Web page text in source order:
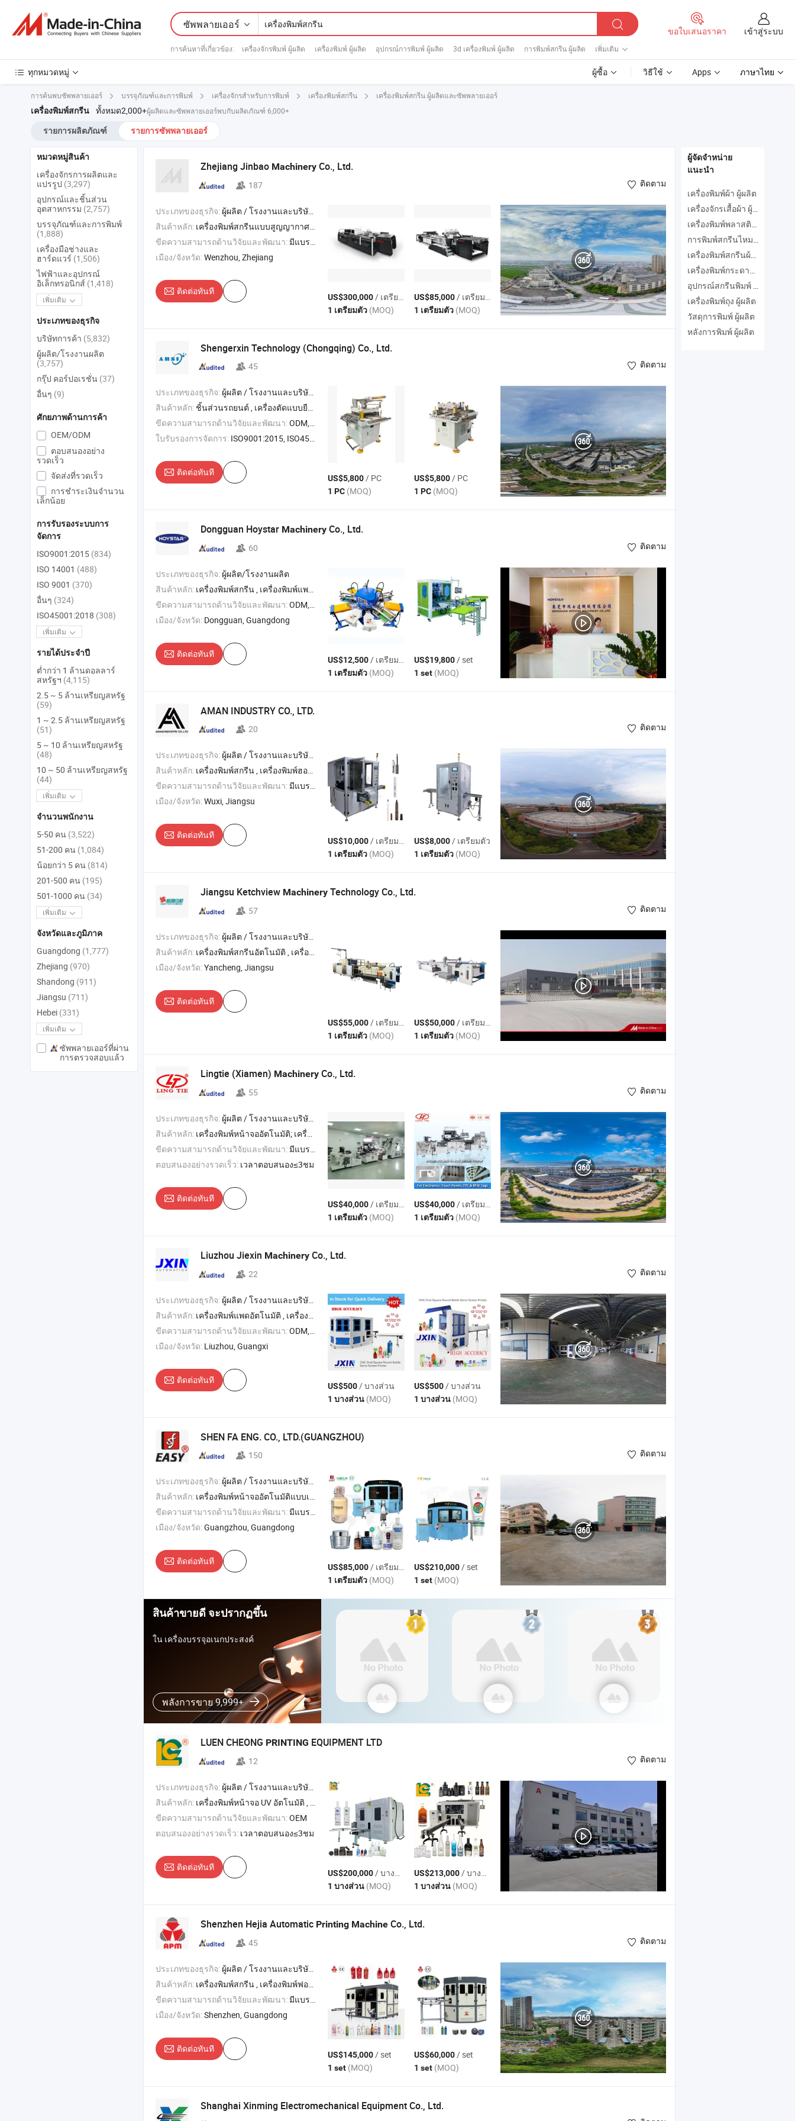
ซัพพลายเออร์
การค้นหาที่เกี่ยวข้อง: เครื่องจักรพิมพ์ ผู้ผลิต เครื่องพิมพ์ ผู้ผลิต อุปกรณ์การพิมพ์ ผู้ผลิต 3d เครื่องพิมพ์ ผู้ผลิต การพิมพ์สกรีน ผู้ผลิต เพิ่มเติม
ขอใบเสนอราคา เข้าสู่ระบบ
ทุกหมวดหมู่ ผู้ซื้อ วิธีใช้ Apps ภาษาไทย
การค้นพบซัพพลายเออร์ บรรจุภัณฑ์และการพิมพ์ เครื่องจักรสำหรับการพิมพ์ เครื่องพิมพ์สกรีน เครื่องพิมพ์สกรีน ผู้ผลิตและซัพพลายเออร์
เครื่องพิมพ์สกรีน ทั้งหมด2,000+ผู้ผลิตและซัพพลายเออร์พบกับผลิตภัณฑ์ 6,000+
รายการผลิตภัณฑ์ รายการซัพพลายเออร์
Zhejiang Jinbao Machinery Co., Ltd.
187 ติดตาม
ประเภทของธุรกิจ: ผู้ผลิต / โรงงานและบริษัทผู้ค้า
สินค้าหลัก: เครื่องพิมพ์สกรีนแบบสูญญากาศอัตโนมัติ
ขีดความสามารถด้านวิจัยและพัฒนา:มีแบรนด์ของตนเอง,ODM,OEM
เมือง/จังหวัด:Wenzhou, Zhejiang
ติดต่อทันที
US$300,000/ เตรียมตัว
1 เตรียมตัว (MOQ)
US$85,000/ เตรียมตัว
1 เตรียมตัว (MOQ)
Shengerxin Technology (Chongqing) Co., Ltd.
45 ติดตาม
ประเภทของธุรกิจ: ผู้ผลิต / โรงงานและบริษัทผู้ค้า
สินค้าหลัก: ชิ้นส่วนรถยนต์ , เครื่องตัดแบบยืดหยุ่น , อุปกรณ์ตรวจจับภาพ , อุปกรณ์พลังงานไฮโดรเจน , อุปกรณ์ทดสอบความแน่นอากาศ
ขีดความสามารถด้านวิจัยและพัฒนา:ODM,OEM
ใบรับรองการจัดการ: ISO9001:2015, ISO45001:2018, ISO14001, อื่นๆ
ติดต่อทันที
US$5,800/ PC
1 PC (MOQ)
US$5,800/ PC
1 PC (MOQ)
Dongguan Hoystar Machinery Co., Ltd.
60 ติดตาม
ประเภทของธุรกิจ: ผู้ผลิต/โรงงานผลิต
สินค้าหลัก: เครื่องพิมพ์สกรีน , เครื่องพิมพ์แพด , เครื่องอบยูวี , เครื่องอบแห้งอินฟราเรด , เครื่องเปิดเผยยูวี
ขีดความสามารถด้านวิจัยและพัฒนา:ODM,OEM
เมือง/จังหวัด: Dongguan, Guangdong
ติดต่อทันที
US$12,500/ เตรียมตัว
1 เตรียมตัว (MOQ)
US$19,800/ set
1 set (MOQ)
AMAN INDUSTRY CO., LTD.
20 ติดตาม
ประเภทของธุรกิจ: ผู้ผลิต / โรงงานและบริษัทผู้ค้า
สินค้าหลัก: เครื่องพิมพ์สกรีน , เครื่องพิมพ์ฮอตสแตมป์ , เครื่องพิมพ์ดิจิตอลยูวี , เครื่องประกอบฝาแบบจาน , เครื่องประกอบฝาเทตร้าแพค
ขีดความสามารถด้านวิจัยและพัฒนา:มีแบรนด์ของตนเอง,ODM,OEM
เมือง/จังหวัด:Wuxi, Jiangsu
ติดต่อทันที
US$10,000/ เตรียมตัว
1 เตรียมตัว (MOQ)
US$8,000/ เตรียมตัว
1 เตรียมตัว (MOQ)
Jiangsu Ketchview Machinery Technology Co., Ltd.
57 ติดตาม
ประเภทของธุรกิจ: ผู้ผลิต / โรงงานและบริษัทผู้ค้า
สินค้าหลัก: เครื่องพิมพ์สกรีนอัตโนมัติ , เครื่องพิมพ์ฟอยล์เย็นสกรีน , เครื่องพิมพ์สกรีนป้ายความร้อน , เครื่องพิมพ์ยูวี , เครื่องพิมพ์สกรีนจุดยูวี
เมือง/จังหวัด:Yancheng, Jiangsu
ติดต่อทันที
US$55,000/ เตรียมตัว
1 เตรียมตัว (MOQ)
US$50,000/ เตรียมตัว
1 เตรียมตัว (MOQ)
Lingtie (Xiamen) Machinery Co., Ltd.
55 ติดตาม
ประเภทของธุรกิจ: ผู้ผลิต / โรงงานและบริษัทผู้ค้า
สินค้าหลัก: เครื่องพิมพ์หน้าจออัตโนมัติ; เครื่องอบแห้ง; เครื่องพันอัตโนมัติ; เครื่องกดความร้อนแบบม้วนต่อม้วน
ขีดความสามารถด้านวิจัยและพัฒนา:มีแบรนด์ของตนเอง,ODM,OEM
ตอบสนองอย่างรวดเร็ว: เวลาตอบสนอง≤3ชม
ติดต่อทันที
US$40,000/ เตรียมตัว
1 เตรียมตัว (MOQ)
US$40,000/ เตรียมตัว
1 เตรียมตัว (MOQ)
Liuzhou Jiexin Machinery Co., Ltd.
22 ติดตาม
ประเภทของธุรกิจ: ผู้ผลิต / โรงงานและบริษัทผู้ค้า
สินค้าหลัก: เครื่องพิมพ์แพดอัตโนมัติ , เครื่องพิมพ์แพดอัตโนมัติ , เครื่องพิมพ์สกรีนอัตโนมัติ
ขีดความสามารถด้านวิจัยและพัฒนา:ODM,OEM
เมือง/จังหวัด: Liuzhou, Guangxi
ติดต่อทันที
US$500/ บางส่วน
1 บางส่วน (MOQ)
US$500/ บางส่วน
1 บางส่วน (MOQ)
SHEN FA ENG. CO., LTD.(GUANGZHOU)
150 ติดตาม
ประเภทของธุรกิจ: ผู้ผลิต / โรงงานและบริษัทผู้ค้า
สินค้าหลัก: เครื่องพิมพ์หน้าจออัตโนมัติแบบเต็มรูปแบบ , เครื่องพิมพ์หน้าจอเซอร์โวอัตโนมัติ , เครื่องพิมพ์ร้อนอัตโนมัติ , เครื่องพิมพ์อิงค์เจ็ทดิจิตอล , เครื่องติดฉลากอัตโนมัติ
ขีดความสามารถด้านวิจัยและพัฒนา:มีแบรนด์ของตนเอง,ODM,OEM
เมือง/จังหวัด:Guangzhou, Guangdong
ติดต่อทันที
US$85,000/ เตรียมตัว
1 เตรียมตัว (MOQ)
US$210,000/ set
1 set (MOQ)
สินค้าขายดี จะปรากฏขึ้น
ใน เครื่องบรรจุอเนกประสงค์
พลังการขาย 9,999+
LUEN CHEONG PRINTING EQUIPMENT LTD
12 ติดตาม
ประเภทของธุรกิจ: ผู้ผลิต / โรงงานและบริษัทผู้ค้า
สินค้าหลัก: เครื่องพิมพ์หน้าจอ UV อัตโนมัติ , เครื่องพิมพ์หน้าจอซิลค์แบบกระบอก , เครื่องพิมพ์ฟอยล์ร้อน , เครื่องอบ UV , เครื่องพิมพ์ปากกาและขวด
ขีดความสามารถด้านวิจัยและพัฒนา:OEM
ตอบสนองอย่างรวดเร็ว: เวลาตอบสนอง≤3ชม
ติดต่อทันที
US$200,000/ บางส่วน
1 บางส่วน (MOQ)
US$213,000/ บางส่วน
1 บางส่วน (MOQ)
Shenzhen Hejia Automatic Printing Machine Co., Ltd.
45 ติดตาม
ประเภทของธุรกิจ: ผู้ผลิต / โรงงานและบริษัทผู้ค้า
สินค้าหลัก: เครื่องพิมพ์สกรีน , เครื่องพิมพ์ฟอยล์ร้อน , เครื่องพิมพ์แพด , เครื่องพิมพ์ , เครื่องติดฉลาก
ขีดความสามารถด้านวิจัยและพัฒนา:มีแบรนด์ของตนเอง,ODM,OEM
เมือง/จังหวัด:Shenzhen, Guangdong
ติดต่อทันที
US$145,000/ set
1 set (MOQ)
US$60,000/ set
1 set (MOQ)
Shanghai Xinming Electromechanical Equipment Co., Ltd.
หมวดหมู่สินค้า
เครื่องจักรการผลิตและ
แปรรูป (3,297)
อุปกรณ์และชิ้นส่วน
อุตสาหกรรม (2,757)
บรรจุภัณฑ์และการพิมพ์
(1,888)
เครื่องมือช่างและ
ฮาร์ดแวร์ (1,506)
ไฟฟ้าและอุปกรณ์
อิเล็กทรอนิกส์ (1,418)
เพิ่มเติม
ประเภทของธุรกิจ
บริษัทการค้า (5,832)
ผู้ผลิต/โรงงานผลิต
(3,757)
กรุ๊ป คอร์ปอเรชั่น (37)
อื่นๆ (9)
ศักยภาพด้านการค้า
OEM/ODM
ตอบสนองอย่าง
รวดเร็ว
จัดส่งที่รวดเร็ว
การชำระเงินจำนวน
เล็กน้อย
การรับรองระบบการ
จัดการ
ISO9001:2015 (834)
ISO 14001 (488)
ISO 9001 (370)
อื่นๆ (324)
ISO45001:2018 (308)
เพิ่มเติม
รายได้ประจำปี
ต่ำกว่า 1 ล้านดอลลาร์
สหรัฐฯ (4,115)
2.5 ~ 5 ล้านเหรียญสหรัฐ
(59)
1 ~ 2.5 ล้านเหรียญสหรัฐ
(51)
5 ~ 10 ล้านเหรียญสหรัฐ
(48)
10 ~ 50 ล้านเหรียญสหรัฐ
(44)
เพิ่มเติม
จำนวนพนักงาน
5-50 คน (3,522)
51-200 คน (1,084)
น้อยกว่า 5 คน (814)
201-500 คน (195)
501-1000 คน (34)
เพิ่มเติม
จังหวัดและภูมิภาค
Guangdong (1,777)
Zhejiang (970)
Shandong (911)
Jiangsu (711)
Hebei (331)
เพิ่มเติม
ซัพพลายเออร์ที่ผ่าน
การตรวจสอบแล้ว
ผู้จัดจำหน่าย
แนะนำ
เครื่องพิมพ์ผ้า ผู้ผลิต
เครื่องจักรเสื้อผ้า ผู้ผลิต
เครื่องพิมพ์พลาสติก ผู้ผลิต
การพิมพ์สกรีนไหม ผู้ผลิต
เครื่องพิมพ์สกรีนผ้าไหม ผู้ผลิต
เครื่องพิมพ์กระดาษ ผู้ผลิต
อุปกรณ์สกรีนพิมพ์ ผู้ผลิต
เครื่องพิมพ์ถุง ผู้ผลิต
วัสดุการพิมพ์ ผู้ผลิต
หลังการพิมพ์ ผู้ผลิต